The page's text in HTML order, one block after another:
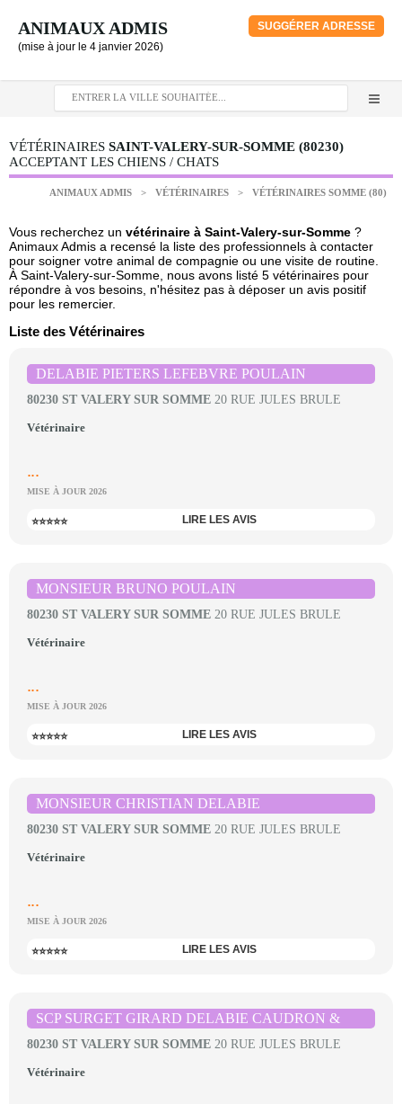
ANIMAUX ADMIS
(mise à jour le 4 janvier 2026)
SUGGÉRER ADRESSE
VÉTÉRINAIRES SAINT-VALERY-SUR-SOMME (80230)
ACCEPTANT LES CHIENS / CHATS
ANIMAUX ADMIS > VÉTÉRINAIRES > VÉTÉRINAIRES SOMME (80)
Vous recherchez un vétérinaire à Saint-Valery-sur-Somme ?
Animaux Admis a recensé la liste des professionnels à contacter
pour soigner votre animal de compagnie ou une visite de routine.
À Saint-Valery-sur-Somme, nous avons listé 5 vétérinaires pour
répondre à vos besoins, n'hésitez pas à déposer un avis positif
pour les remercier.
Liste des Vétérinaires
DELABIE PIETERS LEFEBVRE POULAIN
80230 ST VALERY SUR SOMME 20 RUE JULES BRULE
Vétérinaire
...
MISE À JOUR 2026
⭐⭐⭐⭐⭐ LIRE LES AVIS
MONSIEUR BRUNO POULAIN
80230 ST VALERY SUR SOMME 20 RUE JULES BRULE
Vétérinaire
...
MISE À JOUR 2026
⭐⭐⭐⭐⭐ LIRE LES AVIS
MONSIEUR CHRISTIAN DELABIE
80230 ST VALERY SUR SOMME 20 RUE JULES BRULE
Vétérinaire
...
MISE À JOUR 2026
⭐⭐⭐⭐⭐ LIRE LES AVIS
SCP SURGET GIRARD DELABIE CAUDRON &
80230 ST VALERY SUR SOMME 20 RUE JULES BRULE
Vétérinaire